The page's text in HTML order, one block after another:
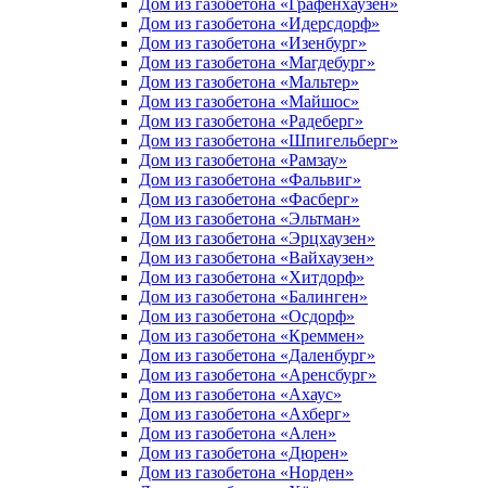
Дом из газобетона «Графенхаузен»
Дом из газобетона «Идерсдорф»
Дом из газобетона «Изенбург»
Дом из газобетона «Магдебург»
Дом из газобетона «Мальтер»
Дом из газобетона «Майшос»
Дом из газобетона «Радеберг»
Дом из газобетона «Шпигельберг»
Дом из газобетона «Рамзау»
Дом из газобетона «Фальвиг»
Дом из газобетона «Фасберг»
Дом из газобетона «Эльтман»
Дом из газобетона «Эрцхаузен»
Дом из газобетона «Вайхаузен»
Дом из газобетона «Хитдорф»
Дом из газобетона «Балинген»
Дом из газобетона «Осдорф»
Дом из газобетона «Креммен»
Дом из газобетона «Даленбург»
Дом из газобетона «Аренсбург»
Дом из газобетона «Ахаус»
Дом из газобетона «Ахберг»
Дом из газобетона «Ален»
Дом из газобетона «Дюрен»
Дом из газобетона «Норден»